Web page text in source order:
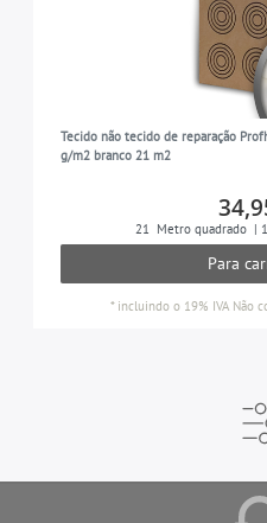
Tecido não tecido de reparação
g/m2 branco 21 m2
21 Metro quadrado |
Para
* incluindo o 19% IVA Não